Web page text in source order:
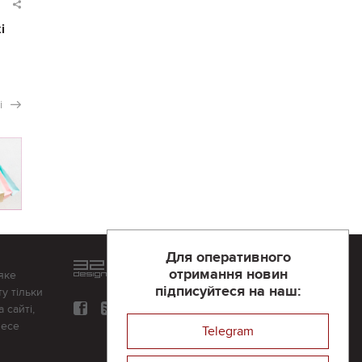
Для оперативного
отримання новин
підписуйтеся на наш:
Telegram
тільки
сайті,
Розроблений та підтримується
компанії 32х32